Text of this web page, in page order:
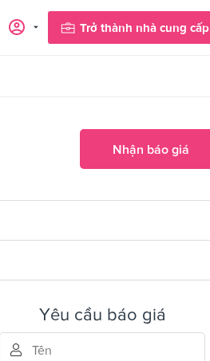
Trở thành nhà cung cấp
Nhận báo giá
Yêu cầu báo giá